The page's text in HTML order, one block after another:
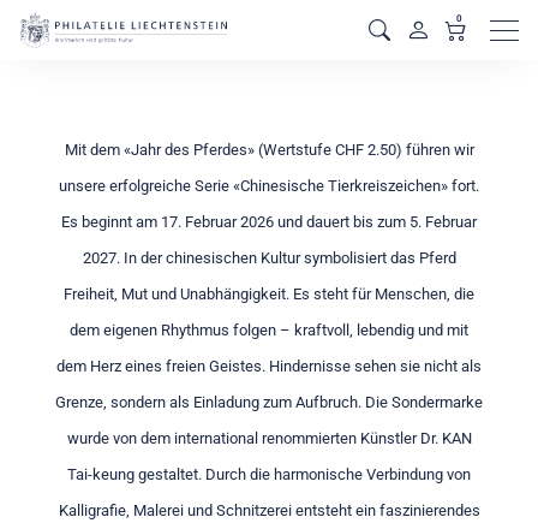
0
Mit dem «Jahr des Pferdes» (Wertstufe CHF 2.50) führen wir
unsere erfolgreiche Serie «Chinesische Tierkreiszeichen» fort.
Es beginnt am 17. Februar 2026 und dauert bis zum 5. Februar
2027. In der chinesischen Kultur symbolisiert das Pferd
Freiheit, Mut und Unabhängigkeit. Es steht für Menschen, die
dem eigenen Rhythmus folgen – kraftvoll, lebendig und mit
dem Herz eines freien Geistes. Hindernisse sehen sie nicht als
Grenze, sondern als Einladung zum Aufbruch. Die Sondermarke
wurde von dem international renommierten Künstler Dr. KAN
Tai-keung gestaltet. Durch die harmonische Verbindung von
Kalligrafie, Malerei und Schnitzerei entsteht ein faszinierendes